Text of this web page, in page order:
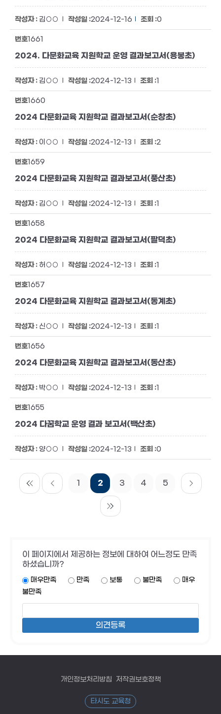
김○○ 2024-12-16 0
1661
2024. 다문화교육 지원학교 운영 결과보고서(용봉초)
김○○ 2024-12-13 1
1660
2024 다문화교육 지원학교 결과보고서(순창초)
이○○ 2024-12-13 2
1659
2024 다문화교육 지원학교 결과보고서(풍산초)
김○○ 2024-12-13 1
1658
2024 다문화교육 지원학교 결과보고서(팔덕초)
허○○ 2024-12-13 1
1657
2024 다문화교육 지원학교 결과보고서(동계초)
신○○ 2024-12-13 1
1656
2024 다문화교육 지원학교 결과보고서(동산초)
박○○ 2024-12-13 1
1655
2024 다꿈학교 운영 결과 보고서(백산초)
양○○ 2024-12-13 0
1 2 3 4 5
이 페이지에서 제공하는 정보에 대하여 어느정도 만족
하셨습니까?
매우만족 만족 보통 불만족
매우
불만족
개인정보처리방침 저작권보호정책
타시도 교육청